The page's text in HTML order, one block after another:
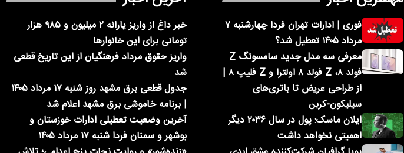
فوری | ادارات تهران فردا چهارشنبه ۷
مرداد ۱۴۰۵ تعطیل شد؟
معرفی سه مدل جدید سامسونگ Z
فولد ۸، Z فولد ۸ اولترا و Z فلیپ ۸ |
از طراحی عریض تا باتری‌های
سیلیکون-کربن
ایلان ماسک: پول در سال ۲۰۳۶ دیگر
اهمیتی نخواهد داشت
خبر داغ از واریز یارانه ۲ میلیون و ۹۸۵ هزار
تومانی برای این خانوارها
واریز حقوق مرداد فرهنگیان از این تاریخ قطعی
شد
جدول قطعی برق مشهد روز شنبه ۱۷ مرداد ۱۴۰۵
| برنامه خاموشی برق مشهد اعلام شد
آخرین وضعیت تعطیلی ادارات خوزستان و
بوشهر و سمنان فردا شنبه ۱۷ مرداد ۱۴۰۵